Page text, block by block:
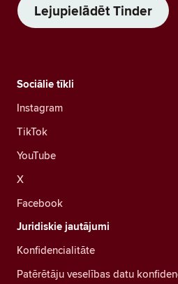
Lejupielādēt Tinder
Sociālie tīkli
Instagram
TikTok
YouTube
X
Facebook
Juridiskie jautājumi
Konfidencialitāte
Patērētāju veselības datu